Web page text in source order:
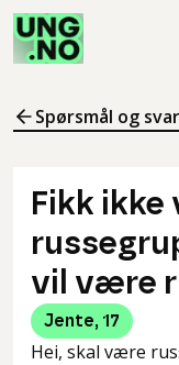
Spørsmål og svar
Fikk
vil være
Jente, 17
Hei, skal være